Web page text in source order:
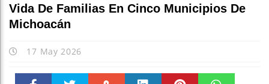
Vida De Familias En Cinco Municipios De
Michoacán
17 May 2026